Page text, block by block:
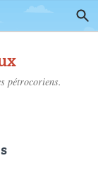
pétrocoriens.